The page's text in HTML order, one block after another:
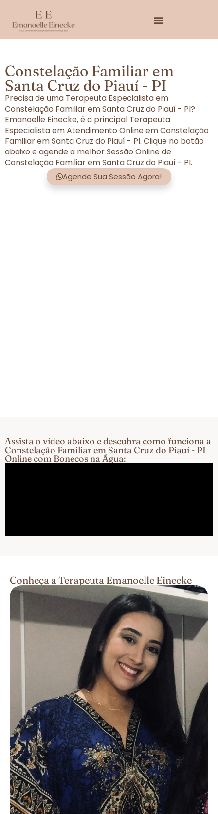
Constelação Familiar em
Santa Cruz do Piauí - PI
Precisa de uma Terapeuta Especialista em
Constelação Familiar em Santa Cruz do Piauí - PI?
Emanoelle Einecke, é a principal Terapeuta
Especialista em Atendimento Online em Constelação
Familiar em Santa Cruz do Piauí - PI. Clique no botão
abaixo e agende a melhor Sessão Online de
Constelação Familiar em Santa Cruz do Piauí - PI.
Agende Sua Sessão Agora!
Assista o vídeo abaixo e descubra como funciona a
Constelação Familiar em Santa Cruz do Piauí - PI
Online com Bonecos na Água:
Conheça a Terapeuta Emanoelle Einecke